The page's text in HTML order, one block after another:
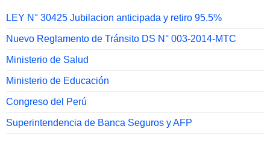
LEY N° 30425 Jubilacion anticipada y retiro 95.5%
Nuevo Reglamento de Tránsito DS N° 003-2014-MTC
Ministerio de Salud
Ministerio de Educación
Congreso del Perú
Superintendencia de Banca Seguros y AFP